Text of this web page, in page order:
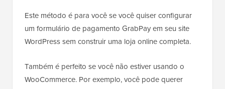
Este método é para você se você quiser configurar
um formulário de pagamento GrabPay em seu site
WordPress sem construir uma loja online completa.
Também é perfeito se você não estiver usando o
WooCommerce. Por exemplo, você pode querer